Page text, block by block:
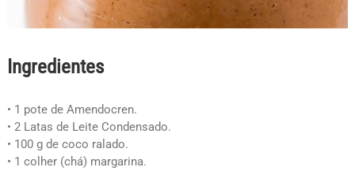
Ingredientes
• 1 pote de Amendocren.
• 2 Latas de Leite Condensado.
• 100 g de coco ralado.
• 1 colher (chá) margarina.